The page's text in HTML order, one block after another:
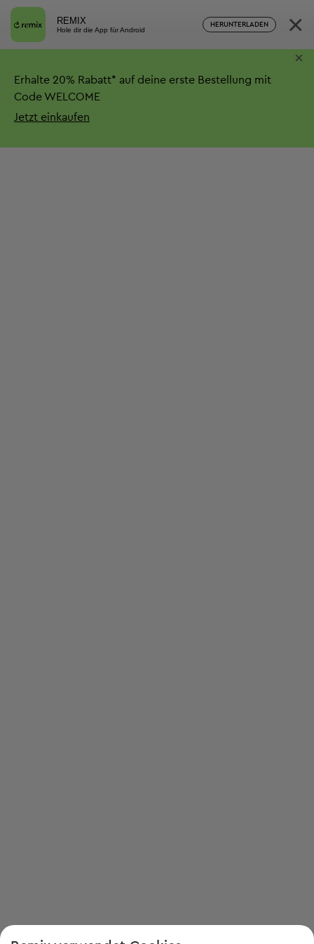
REMIX
Hole dir die App für Android
HERUNTERLADEN ×
Erhalte 20% Rabatt* auf deine erste Bestellung mit
Code WELCOME
Jetzt einkaufen
×